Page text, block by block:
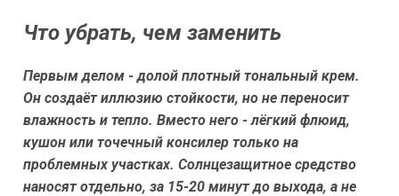
Что убрать, чем заменить
Первым делом - долой плотный тональный крем.
Он создаёт иллюзию стойкости, но не переносит
влажность и тепло. Вместо него - лёгкий флюид,
кушон или точечный консилер только на
проблемных участках. Солнцезащитное средство
наносят отдельно, за 15-20 минут до выхода, а не